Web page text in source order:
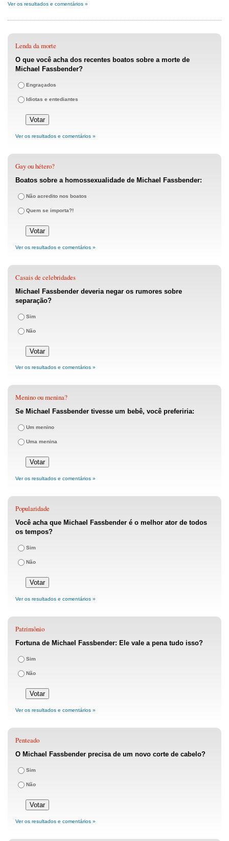
Ver os resultados e comentários »
Lenda da morte
O que você acha dos recentes boatos sobre a morte de
Michael Fassbender?
Engraçados
Idiotas e entediantes
Ver os resultados e comentários »
Gay ou hétero?
Boatos sobre a homossexualidade de Michael Fassbender:
Não acredito nos boatos
Quem se importa?!
Ver os resultados e comentários »
Casais de celebridades
Michael Fassbender deveria negar os rumores sobre
separação?
Sim
Não
Ver os resultados e comentários »
Menino ou menina?
Se Michael Fassbender tivesse um bebê, você preferiria:
Um menino
Uma menina
Ver os resultados e comentários »
Popularidade
Você acha que Michael Fassbender é o melhor ator de todos
os tempos?
Sim
Não
Ver os resultados e comentários »
Patrimônio
Fortuna de Michael Fassbender: Ele vale a pena tudo isso?
Sim
Não
Ver os resultados e comentários »
Penteado
O Michael Fassbender precisa de um novo corte de cabelo?
Sim
Não
Ver os resultados e comentários »